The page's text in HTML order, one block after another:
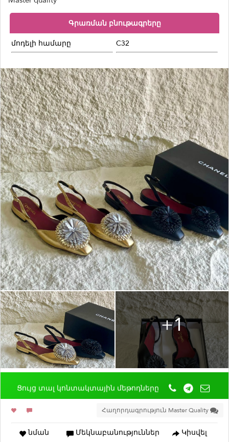
Գրառման բնութագրերը
մոդելի համարը
C32
+1
Ցույց տալ կոնտակտային մեթոդները
Հաղորդագրություն Master Quality
նման Մեկնաբանություններ Կիսվել